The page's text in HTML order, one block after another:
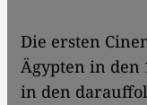
Die ersten
Ägypten in den
in den